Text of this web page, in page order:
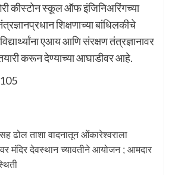
कीस्टोन स्कूल ऑफ इंजिनिअरिंगच्या
शिक्षणाच्या बांधिलकीचे
एआय आणि संरक्षण तंत्रज्ञानावर
करून देण्याच्या आघाडीवर आहे.
105
ढोल ताशा वादनातून ओंकारेश्वराला
मंदिर देवस्थान च्यावतीने आयोजन ; आमदार